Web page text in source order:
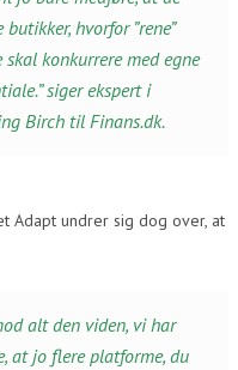
hvorfor ”rene”
konkurrere med egne
siger ekspert i
Birch til Finans.dk.
Adapt undrer sig dog over, at
alt den viden, vi har
at jo flere platforme, du